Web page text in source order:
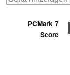
PCMark 7
Score